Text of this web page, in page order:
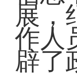
展，
作人
辟了